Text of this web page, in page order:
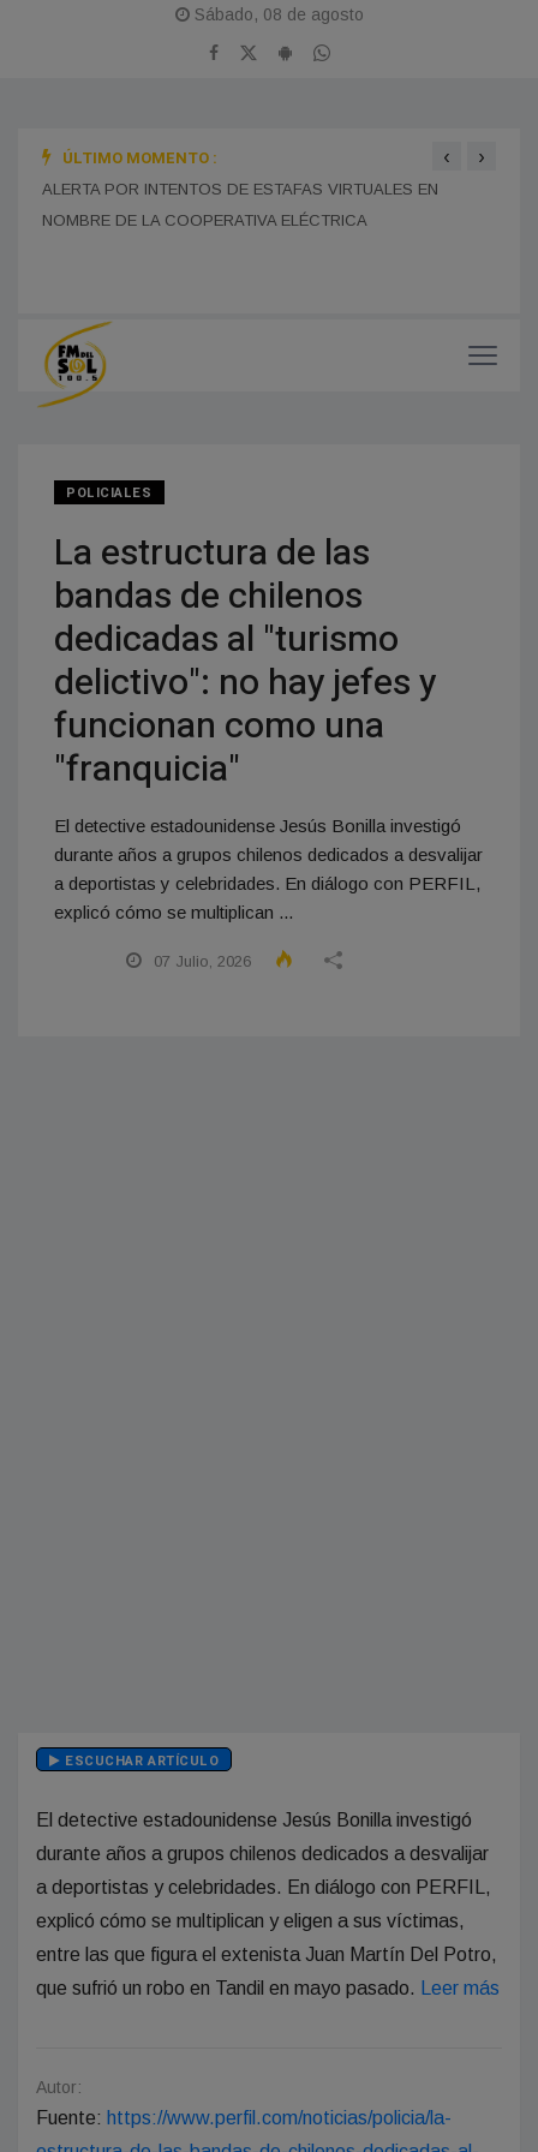
Sábado, 08 de agosto
ÚLTIMO MOMENTO :
ALERTA POR INTENTOS DE ESTAFAS VIRTUALES EN
NOMBRE DE LA COOPERATIVA ELÉCTRICA
MONES CAZÓN CELEBRA ESTE DOMINGO SUS 115 AÑOS
CON UNA GRAN JORNADA FERIAL Y CULTURAL EN EL
‹ ›
POLICIALES
La estructura de las
bandas de chilenos
dedicadas al "turismo
delictivo": no hay jefes y
funcionan como una
"franquicia"
El detective estadounidense Jesús Bonilla investigó
durante años a grupos chilenos dedicados a desvalijar
a deportistas y celebridades. En diálogo con PERFIL,
explicó cómo se multiplican ...
07 Julio, 2026
ESCUCHAR ARTÍCULO
El detective estadounidense Jesús Bonilla investigó
durante años a grupos chilenos dedicados a desvalijar
a deportistas y celebridades. En diálogo con PERFIL,
explicó cómo se multiplican y eligen a sus víctimas,
entre las que figura el extenista Juan Martín Del Potro,
que sufrió un robo en Tandil en mayo pasado.
Leer más
Autor:
Fuente: https://www.perfil.com/noticias/policia/la-